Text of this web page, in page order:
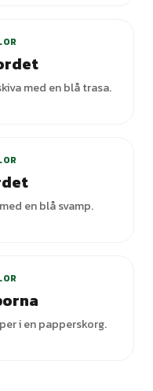
med en blå trasa.
en blå svamp.
i en papperskorg.